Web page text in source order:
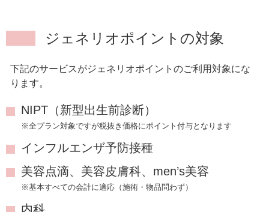
ジェネリオポイントの対象
下記のサービスがジェネリオポイントのご利用対象にな
ります。
NIPT（新型出生前診断）
※全プラン対象ですが税抜き価格にポイント付与となります
インフルエンザ予防接種
美容点滴、美容皮膚科、men’s美容
※基本すべての会計に適応（施術・物品問わず）
内科